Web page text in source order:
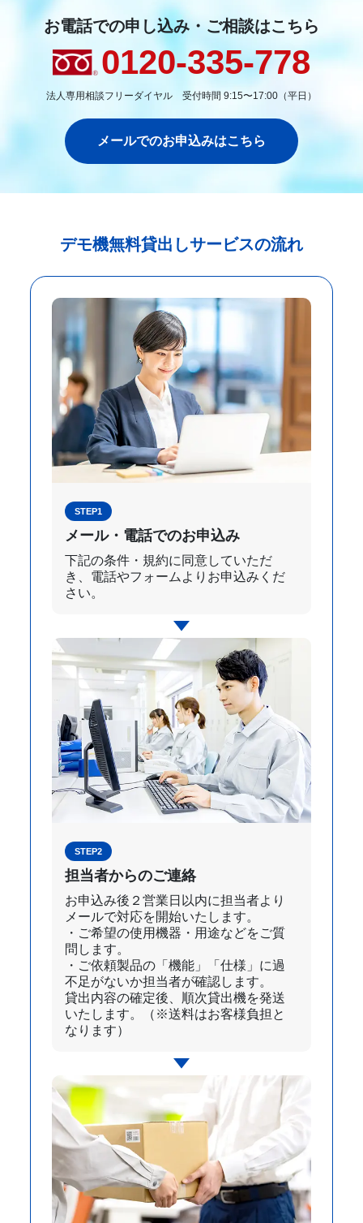
お電話での申し込み・ご相談はこちら
0120-335-778
法人専用相談フリーダイヤル 受付時間 9:15〜17:00（平日）
メールでのお申込みはこちら
デモ機無料貸出しサービスの流れ
STEP1
メール・電話でのお申込み
下記の条件・規約に同意していただ
き、電話やフォームよりお申込みくだ
さい。
STEP2
担当者からのご連絡
お申込み後２営業日以内に担当者より
メールで対応を開始いたします。
・ご希望の使用機器・用途などをご質
問します。
・ご依頼製品の「機能」「仕様」に過
不足がないか担当者が確認します。
貸出内容の確定後、順次貸出機を発送
いたします。（※送料はお客様負担と
なります）